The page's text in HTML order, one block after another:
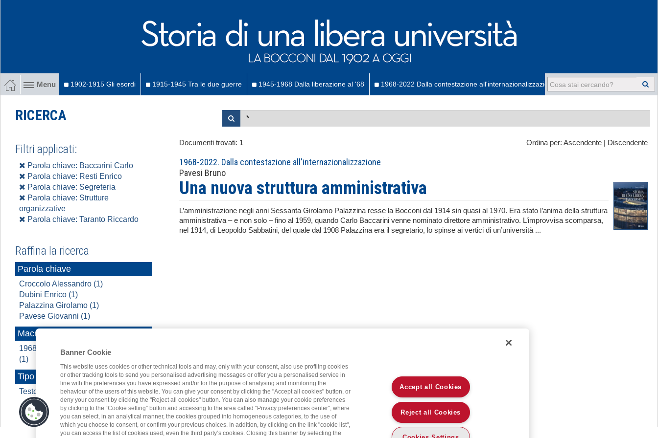
Menu 1902-1915 Gli esordi 1915-1945 Tra le due guerre 1945-1968 Dalla liberazione al '68 1968-2022 Dalla contestazione all'internazionalizzazione -
RICERCA
Ordina per: Ascendente Discendente
Documenti trovati: 1
1968-2022. Dalla contestazione all'internazionalizzazione
Pavesi Bruno
Una nuova struttura amministrativa
L’amministrazione negli anni Sessanta Girolamo Palazzina resse la Bocconi dal 1914 sin quasi al 1970. Era stato l’anima della struttura
amministrativa – e non solo – fino al 1959, quando Carlo Baccarini venne nominato direttore amministrativo. L’improvvisa scomparsa,
nel 1914, di Leopoldo Sabbatini, del quale dal 1908 Palazzina era il segretario, lo spinse ai vertici di un’università ...
Filtri applicati:
Parola chiave: Baccarini Carlo
Parola chiave: Resti Enrico
Parola chiave: Segreteria
Parola chiave: Strutture
organizzative
Parola chiave: Taranto Riccardo
Raffina la ricerca
Parola chiave
Croccolo Alessandro (1)
Dubini Enrico (1)
Palazzina Girolamo (1)
Pavese Giovanni (1)
Macroarea
1968 - 2022 A cavallo di due secoli
(1)
Tipo contenuto
Testo (1)
Banner Cookie
This website uses cookies or other technical tools and may, only with your consent, also use profiling cookies
or other tracking tools to send you personalised advertising messages or offer you a personalised service in
line with the preferences you have expressed and/or for the purpose of analysing and monitoring the
behaviour of the users of this website. You can give your consent by clicking the "Accept all cookies" button, or
deny your consent by clicking the "Reject all cookies" button. You can also manage your cookie preferences
by clicking to the “Cookie setting” button and accessing to the area called "Privacy preferences center", where
you can select, in an analytical manner, the cookies grouped into homogeneous categories, to the use of
which you choose to consent, or confirm your previous choices. In addition, by clicking on the link "cookie list",
you can access the list of cookies used, even the third party’s cookies. Closing this banner by selecting the
Accept all Cookies
Reject all Cookies